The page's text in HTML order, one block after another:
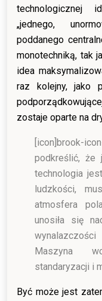
technologicznej
„jednego,
poddanego
monotechniką, tak
idea
raz kolejny, jako
zostaje oparte na
[icon]brook-
podkreślić, że
technologia
ludzkości,
atmosfera
unosiła się
Maszyna
standaryzacji i
Być może jest